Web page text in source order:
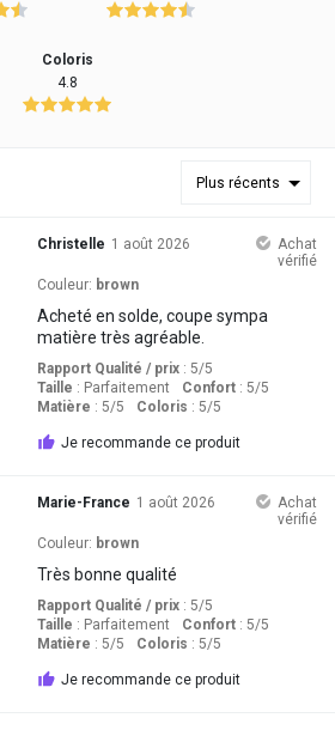
Coloris
4.8
Plus récents
Christelle 1 août 2026
Achat
vérifié
Couleur: brown
Acheté en solde, coupe sympa
matière très agréable.
Rapport Qualité / prix: 5/5
Taille : Parfaitement Confort: 5/5
Matière : 5/5 Coloris : 5/5
Je recommande ce produit
Marie-France 1 août 2026
Achat
vérifié
Couleur: brown
Très bonne qualité
Rapport Qualité / prix: 5/5
Taille : Parfaitement Confort: 5/5
Matière : 5/5 Coloris : 5/5
Je recommande ce produit